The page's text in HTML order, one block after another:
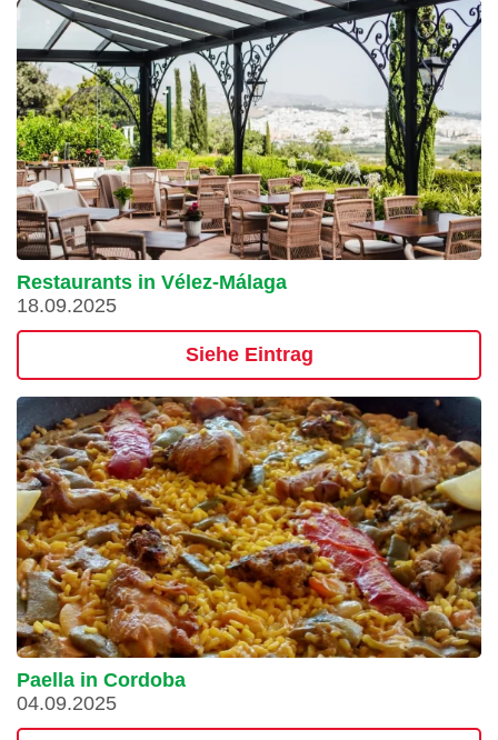
Restaurants in Vélez-Málaga
18.09.2025
Siehe Eintrag
Paella in Cordoba
04.09.2025